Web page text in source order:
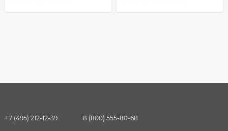
+7 (495) 212-12-39 8 (800) 555-80-68